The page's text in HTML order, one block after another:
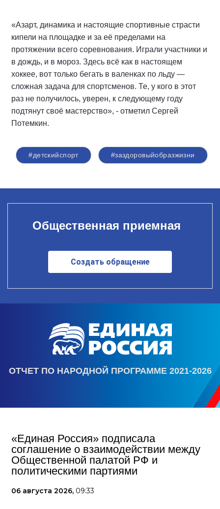
«Азарт, динамика и настоящие спортивные страсти
кипели на площадке и за её пределами на
протяжении всего соревнования. Играли участники и
в дождь, и в мороз. Здесь всё как в настоящем
хоккее, вот только бегать в валенках по льду —
сложная задача для спортсменов. Те, у кого в этот
раз не получилось, уверен, к следующему году
подтянут своё мастерство», - отметил Сергей
Потемкин.
#детскийспорт #заздоровыйобразжизни
Общественная приемная
Создать обращение
ОТЧЕТ ПО НАРОДНОЙ ПРОГРАММЕ 2021-2026
«Единая Россия» подписала
соглашение о взаимодействии между
Общественной палатой РФ и
политическими партиями
06 августа 2026, 09:33